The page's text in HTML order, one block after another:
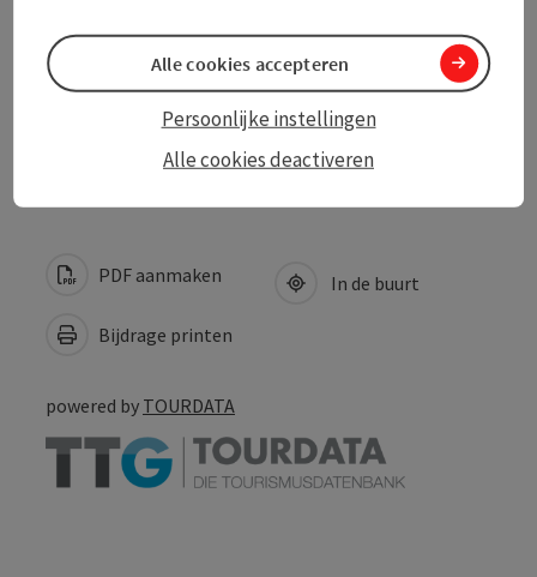
Mijn bedrijven
Verblijfsmogelijkheden
PDF aanmaken
Bijdrage printen
In de buurt
powered by TOURDATA
Alle cookies deactiveren
Persoonlijke instellingen
Alle cookies accepteren